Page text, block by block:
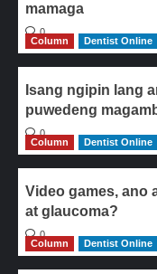
mamaga
0
Column
Dentist Online
Isang ngipin lang
puwedeng
0
Column
Dentist Online
Video games, ano
at glaucoma?
0
Column
Dentist Online